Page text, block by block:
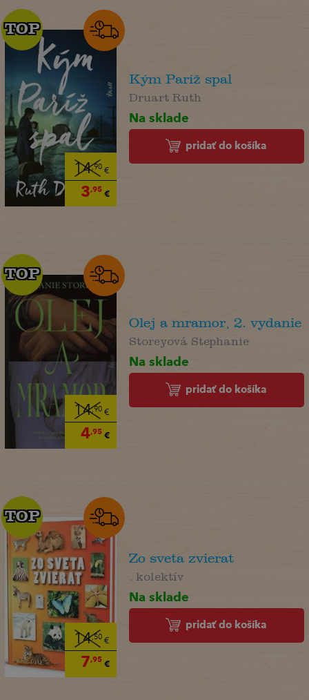
14,90€
3,95€
TOP
TOP
Kým Paríž spal
Druart Ruth
Na sklade
pridať do košíka
14,90€
4,95€
TOP
TOP
Olej a mramor, 2. vydanie
Storeyová Stephanie
Na sklade
pridať do košíka
14,50€
7,95€
TOP
TOP
Zo sveta zvierat
. kolektív
Na sklade
pridať do košíka